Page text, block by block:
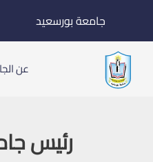
إلى
المحتوى
جامعة بورسعيد
عن
رئيس